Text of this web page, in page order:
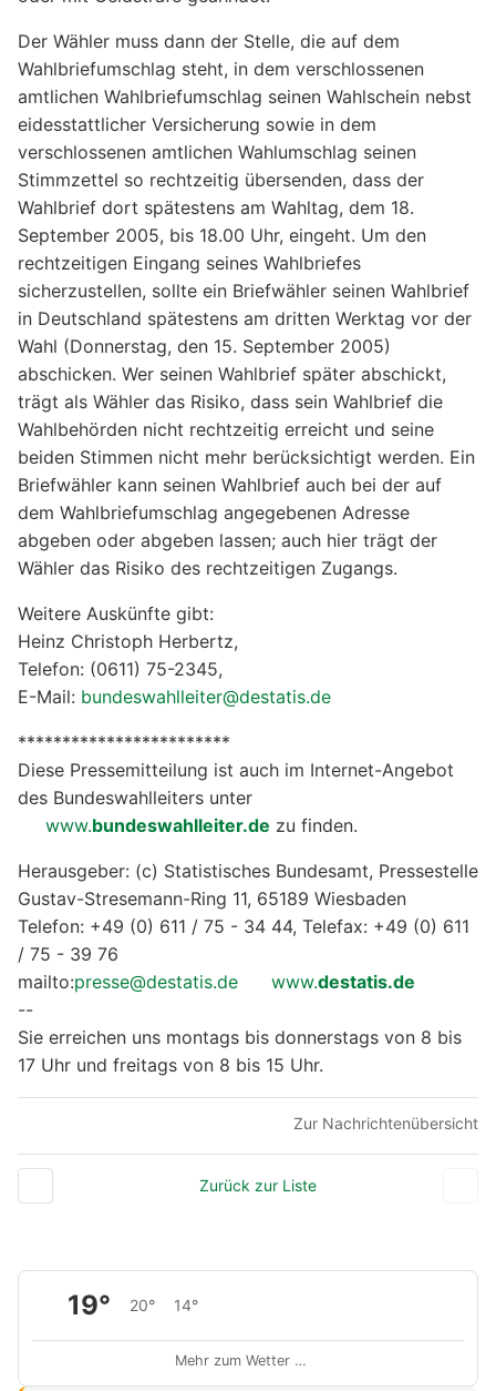
Der Wähler muss dann der Stelle, die auf dem
Wahlbriefumschlag steht, in dem verschlossenen
amtlichen Wahlbriefumschlag seinen Wahlschein nebst
eidesstattlicher Versicherung sowie in dem
verschlossenen amtlichen Wahlumschlag seinen
Stimmzettel so rechtzeitig übersenden, dass der
Wahlbrief dort spätestens am Wahltag, dem 18.
September 2005, bis 18.00 Uhr, eingeht. Um den
rechtzeitigen Eingang seines Wahlbriefes
sicherzustellen, sollte ein Briefwähler seinen Wahlbrief
in Deutschland spätestens am dritten Werktag vor der
Wahl (Donnerstag, den 15. September 2005)
abschicken. Wer seinen Wahlbrief später abschickt,
trägt als Wähler das Risiko, dass sein Wahlbrief die
Wahlbehörden nicht rechtzeitig erreicht und seine
beiden Stimmen nicht mehr berücksichtigt werden. Ein
Briefwähler kann seinen Wahlbrief auch bei der auf
dem Wahlbriefumschlag angegebenen Adresse
abgeben oder abgeben lassen; auch hier trägt der
Wähler das Risiko des rechtzeitigen Zugangs.
Weitere Auskünfte gibt:
Heinz Christoph Herbertz,
Telefon: (0611) 75-2345,
E-Mail: bundeswahlleiter@destatis.de
************************
Diese Pressemitteilung ist auch im Internet-Angebot
des Bundeswahlleiters unter
www.bundeswahlleiter.de zu finden.
Herausgeber: (c) Statistisches Bundesamt, Pressestelle
Gustav-Stresemann-Ring 11, 65189 Wiesbaden
Telefon: +49 (0) 611 / 75 - 34 44, Telefax: +49 (0) 611
/ 75 - 39 76
mailto:presse@destatis.de www.destatis.de
--
Sie erreichen uns montags bis donnerstags von 8 bis
17 Uhr und freitags von 8 bis 15 Uhr.
Zur Nachrichtenübersicht
Zurück zur Liste
19° 20° 14°
Mehr zum Wetter …